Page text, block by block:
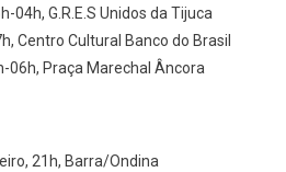
04h, G.R.E.S Unidos da Tijuca
Centro Cultural Banco do Brasil
06h, Praça Marechal Âncora
21h, Barra/Ondina